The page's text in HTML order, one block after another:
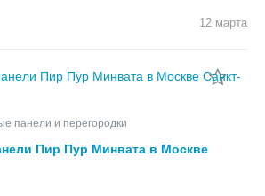
12 марта
панели и перегородки
Пир Пур Минвата в Москве